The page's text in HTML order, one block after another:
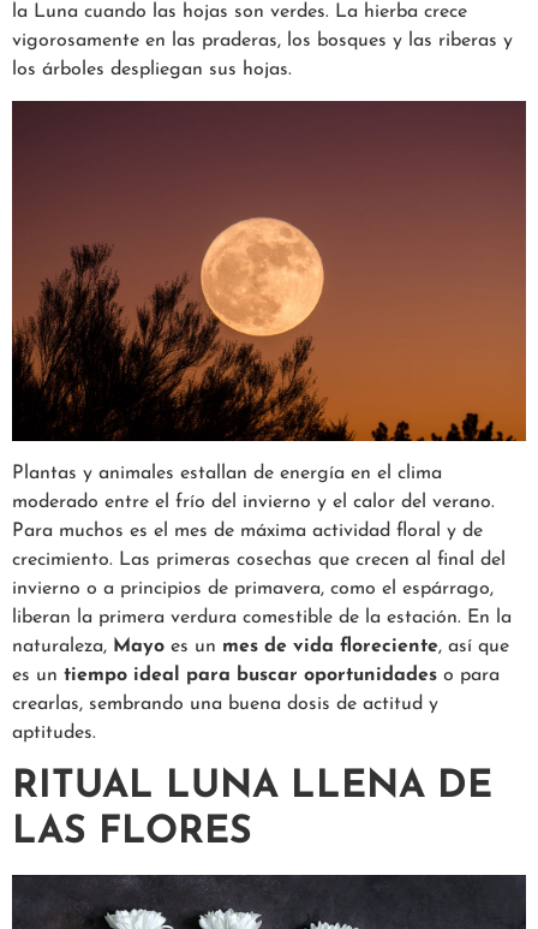
la Luna cuando las hojas son verdes. La hierba crece
vigorosamente en las praderas, los bosques y las riberas y
los árboles despliegan sus hojas.
Plantas y animales estallan de energía en el clima
moderado entre el frío del invierno y el calor del verano.
Para muchos es el mes de máxima actividad floral y de
crecimiento. Las primeras cosechas que crecen al final del
invierno o a principios de primavera, como el espárrago,
liberan la primera verdura comestible de la estación. En la
naturaleza, Mayo es un mes de vida floreciente, así que
es un tiempo ideal para buscar oportunidades o para
crearlas, sembrando una buena dosis de actitud y
aptitudes.
RITUAL LUNA LLENA DE
LAS FLORES